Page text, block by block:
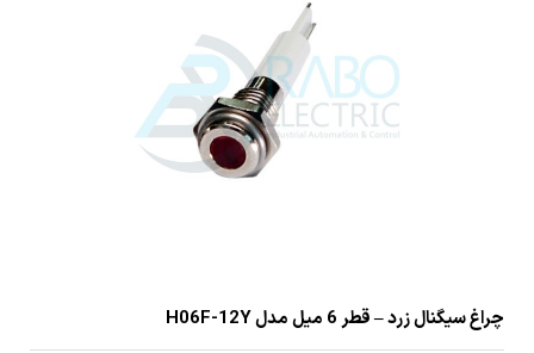
چراغ سیگنال زرد – قطر 6 میل مدل H06F-12Y